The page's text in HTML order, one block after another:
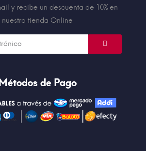
y recibe un descuenta de 10% en
nuestra tienda Online
Métodos de Pago